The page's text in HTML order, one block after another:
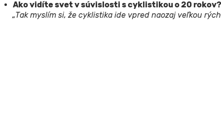
Ako vidíte svet v súvislosti s cyklistikou o 20 rokov?
„Tak myslím si, že cyklistika ide vpred naozaj veľkou